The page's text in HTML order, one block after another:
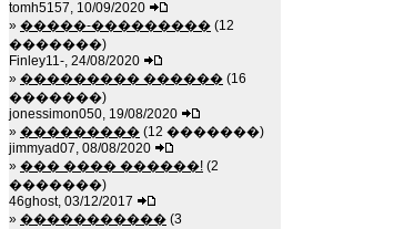
tomh5157, 10/09/2020
» �����-��������� (12
�������)
Finley11-, 24/08/2020
» ��������� ������ (16
�������)
jonessimon050, 19/08/2020
» ��������� (12 �������)
jimmyad07, 08/08/2020
» ��� ���� ������! (2
�������)
46ghost, 03/12/2017
» ����������� (3